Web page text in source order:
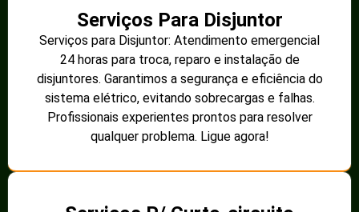
Serviços Para Disjuntor
Serviços para Disjuntor: Atendimento emergencial
24 horas para troca, reparo e instalação de
disjuntores. Garantimos a segurança e eficiência do
sistema elétrico, evitando sobrecargas e falhas.
Profissionais experientes prontos para resolver
qualquer problema. Ligue agora!